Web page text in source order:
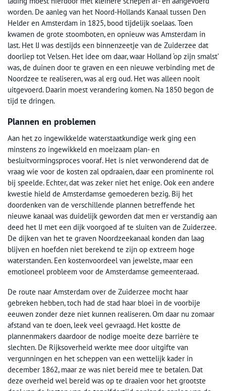
worden. De aanleg van het Noord-Hollands Kanaal tussen Den
Helder en Amsterdam in 1825, bood tijdelijk soelaas. Toen
kwamen de grote stoomboten, en opnieuw was Amsterdam in
last. Het IJ was destijds een binnenzeetje van de Zuiderzee dat
doorliep tot Velsen. Het idee om daar, waar Holland ‘op zijn smalst’
was, de duinen door te graven en een nieuwe verbinding met de
Noordzee te realiseren, was al erg oud. Het was alleen nooit
uitgevoerd. Daarin moest verandering komen. Na 1850 begon de
tijd te dringen.
Plannen en problemen
Aan het zo ingewikkelde waterstaatkundige werk ging een
minstens zo ingewikkeld en moeizaam plan- en
besluitvormingsproces vooraf. Het is niet verwonderend dat de
vraag wie voor de kosten zal opdraaien, daar een prominente rol
bij speelde. Echter, dat was zeker niet het enige. Ook een andere
kwestie hield de Amsterdamse gemoederen bezig. Bij het
doordenken van de verschillende plannen betreffende het
nieuwe kanaal was duidelijk geworden dat men er verstandig aan
deed het IJ met een dijk voorgoed af te sluiten van de Zuiderzee.
De dijken van het te graven Noordzeekanaal konden dan laag
blijven en hoefden niet berekend te zijn op extreem hoge
waterstanden. Een kostenvoordeel van jewelste, maar een
emotioneel probleem voor de Amsterdamse gemeenteraad.
De route naar Amsterdam over de Zuiderzee mocht haar
gebreken hebben, toch had de stad haar bloei in de voorbije
eeuwen zonder deze niet kunnen realiseren. Om daar nu zomaar
afstand van te doen, leek veel gevraagd. Het kostte de
plannenmakers daardoor de nodige moeite deze barrière te
slechten. De Rijksoverheid werkte mee door uitgifte van
vergunningen en het scheppen van een wettelijk kader in
december 1862, maar ze was niet bereid mee te betalen. Dat
deze overheid wel bereid was op te draaien voor het grootste